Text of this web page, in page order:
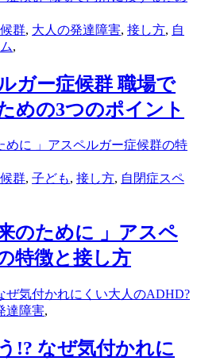
群, 大人の発達障害, 接し方, 自
,
ガー症候群 職場で
めの3つのポイント
群, 子ども, 接し方, 自閉症スペ
のために 」アスペ
特徴と接し方
達障害,
!? なぜ気付かれに